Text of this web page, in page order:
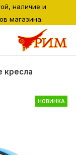
кресла
НОВИНКА
наличие и
магазина.